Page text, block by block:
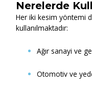
Nerelerde
Her iki kesim yöntemi
kullanılmaktadır:
Ağır sanayi ve
Otomotiv ve